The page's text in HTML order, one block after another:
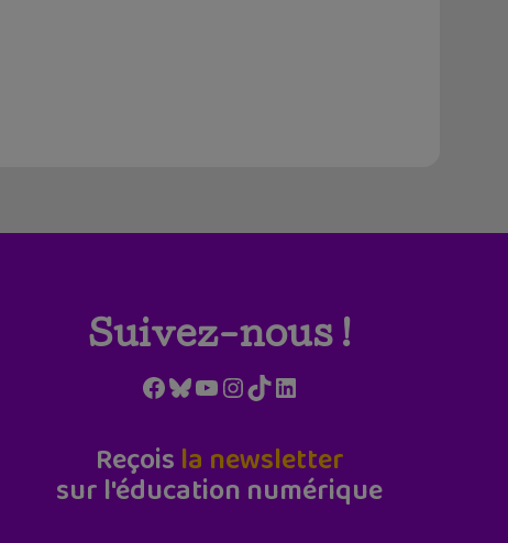
Suivez-nous !
Facebook
Bluesky
YouTube
Instagram
TikTokLinkedIn
Reçois la newsletter
sur l'éducation numérique